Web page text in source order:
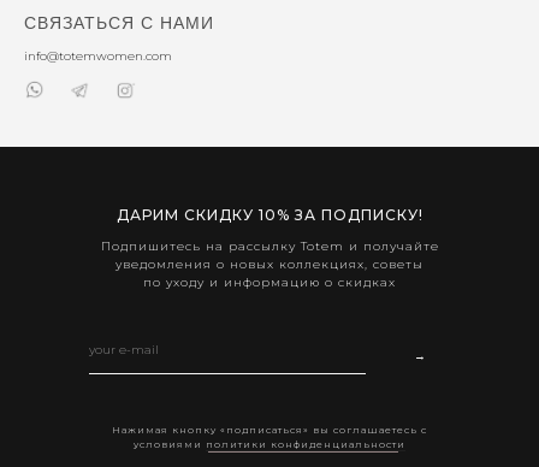
info@totemwomen.com
СВЯЗАТЬСЯ С НАМИ
→
Подпишитесь на рассылку Totem и получайте
уведомления о новых коллекциях, советы
по уходу и информацию о скидках
Нажимая кнопку «подписаться» вы соглашаетесь с
условиями политики конфиденциальности
ДАРИМ СКИДКУ 10% ЗА ПОДПИСКУ!